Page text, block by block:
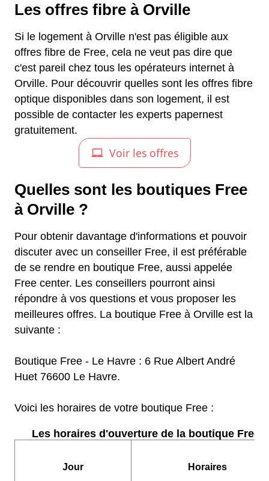
Les offres fibre à Orville
Si le logement à Orville n'est pas éligible aux
offres fibre de Free, cela ne veut pas dire que
c'est pareil chez tous les opérateurs internet à
Orville. Pour découvrir quelles sont les offres fibre
optique disponibles dans son logement, il est
possible de contacter les experts papernest
gratuitement.
Quelles sont les boutiques Free
à Orville ?
Pour obtenir davantage d'informations et pouvoir
discuter avec un conseiller Free, il est préférable
de se rendre en boutique Free, aussi appelée
Free center. Les conseillers pourront ainsi
répondre à vos questions et vous proposer les
meilleures offres. La boutique Free à Orville est la
suivante :
Boutique Free - Le Havre : 6 Rue Albert André
Huet 76600 Le Havre.
Voici les horaires de votre boutique Free :
Les horaires d'ouverture de la boutique Free :
Jour Horaires